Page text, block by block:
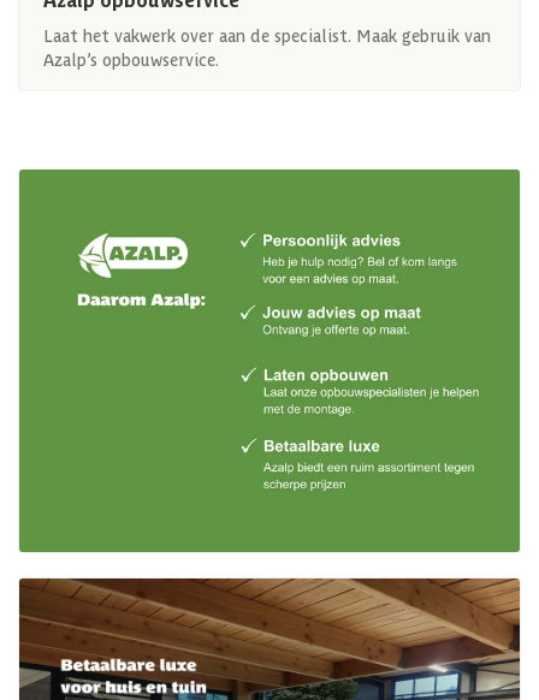
Laat het vakwerk over aan de specialist. Maak gebruik van
Azalp’s opbouwservice.